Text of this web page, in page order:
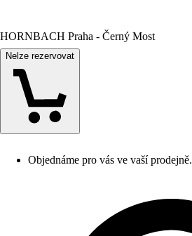
HORNBACH Praha - Černý Most
Nelze rezervovat
Objednáme pro vás ve vaší prodejně.